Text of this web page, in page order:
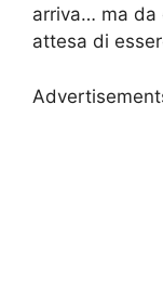
arriva… ma da
attesa di